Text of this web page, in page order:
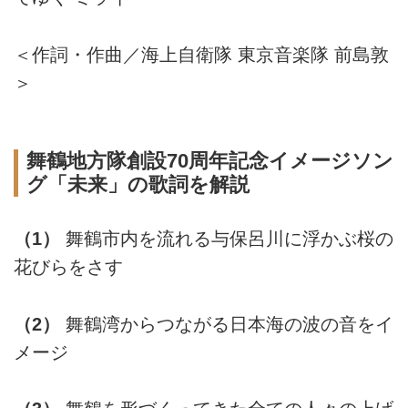
＜作詞・作曲／海上自衛隊 東京音楽隊 前島敦
＞
舞鶴地方隊創設70周年記念イメージソン
グ「未来」の歌詞を解説
（1）
舞鶴市内を流れる与保呂川に浮かぶ桜の
花びらをさす
（2）
舞鶴湾からつながる日本海の波の音をイ
メージ